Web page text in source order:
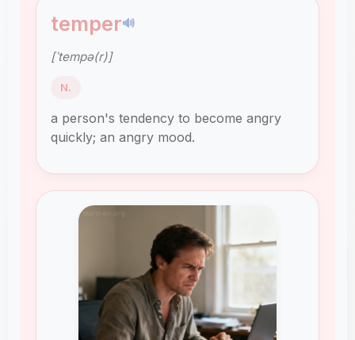
temper🔊
[ˈtempə(r)]
N.
a person's tendency to become angry
quickly; an angry mood.